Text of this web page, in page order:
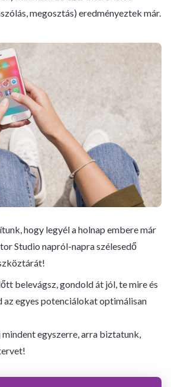
megosztás) eredményeztek már.
hogy legyél a holnap embere már
Studio napról-napra szélesedő
belevágsz, gondold át jól, te mire és
az egyes potenciálokat optimálisan
mindent egyszerre, arra biztatunk,